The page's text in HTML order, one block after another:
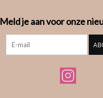
Meld je aan voor onze